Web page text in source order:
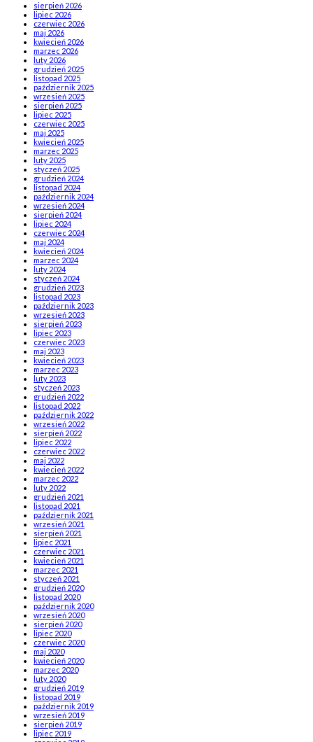
sierpień 2026
lipiec 2026
czerwiec 2026
maj 2026
kwiecień 2026
marzec 2026
luty 2026
grudzień 2025
listopad 2025
październik 2025
wrzesień 2025
sierpień 2025
lipiec 2025
czerwiec 2025
maj 2025
kwiecień 2025
marzec 2025
luty 2025
styczeń 2025
grudzień 2024
listopad 2024
październik 2024
wrzesień 2024
sierpień 2024
lipiec 2024
czerwiec 2024
maj 2024
kwiecień 2024
marzec 2024
luty 2024
styczeń 2024
grudzień 2023
listopad 2023
październik 2023
wrzesień 2023
sierpień 2023
lipiec 2023
czerwiec 2023
maj 2023
kwiecień 2023
marzec 2023
luty 2023
styczeń 2023
grudzień 2022
listopad 2022
październik 2022
wrzesień 2022
sierpień 2022
lipiec 2022
czerwiec 2022
maj 2022
kwiecień 2022
marzec 2022
luty 2022
grudzień 2021
listopad 2021
październik 2021
wrzesień 2021
sierpień 2021
lipiec 2021
czerwiec 2021
kwiecień 2021
marzec 2021
styczeń 2021
grudzień 2020
listopad 2020
październik 2020
wrzesień 2020
sierpień 2020
lipiec 2020
czerwiec 2020
maj 2020
kwiecień 2020
marzec 2020
luty 2020
grudzień 2019
listopad 2019
październik 2019
wrzesień 2019
sierpień 2019
lipiec 2019